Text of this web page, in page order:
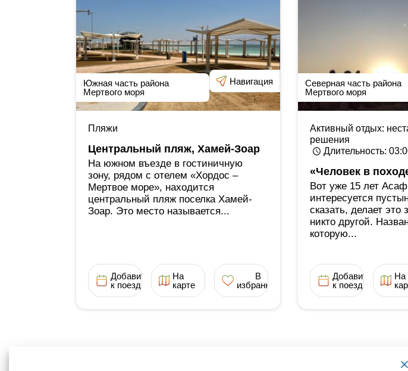
Южная часть района
Мертвого моря
Навигация
Пляжи
Центральный пляж, Хамей-Зоар
На южном въезде в гостиничную
зону, рядом с отелем «Хордос ‒
Мертвое море», находится
центральный пляж поселка Хамей-
Зоар. Это место называется...
Добавить
к поездке
На
карте
В
избранное
Северная часть района
Мертвого моря
Активный отдых:
решения
Длительность:
«Человек в
Вот уже 15 лет
интересуется
сказать, делает это
никто другой.
которую...
Добавить
к поездке
На